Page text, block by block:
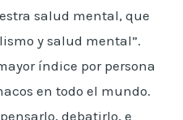
salud mental, que
y salud mental”.
índice por persona
en todo el mundo.
debatirlo, e